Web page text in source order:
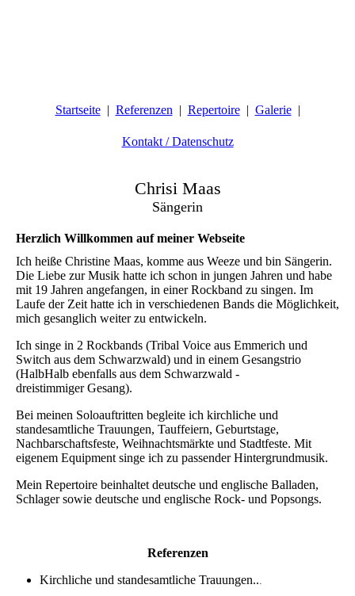
Startseite Referenzen Repertoire Galerie
Kontakt / Datenschutz
Chrisi Maas
Sängerin
Herzlich Willkommen auf meiner Webseite
Ich heiße Christine Maas, komme aus Weeze und bin Sängerin.
Die Liebe zur Musik hatte ich schon in jungen Jahren und habe
mit 19 Jahren angefangen, in einer Rockband zu singen. Im
Laufe der Zeit hatte ich in verschiedenen Bands die Möglichkeit,
mich gesanglich weiter zu entwickeln.
Ich singe in 2 Rockbands (Tribal Voice aus Emmerich und
Switch aus dem Schwarzwald) und in einem Gesangstrio
(HalbHalb ebenfalls aus dem Schwarzwald -
dreistimmiger Gesang).
Bei meinen Soloauftritten begleite ich kirchliche und
standesamtliche Trauungen, Tauffeiern, Geburtstage,
Nachbarschaftsfeste, Weihnachtsmärkte und Stadtfeste. Mit
eigenem Equipment singe ich zu passender Hintergrundmusik.
Mein Repertoire beinhaltet deutsche und englische Balladen,
Schlager sowie deutsche und englische Rock- und Popsongs.
Referenzen
Kirchliche und standesamtliche Trauungen...